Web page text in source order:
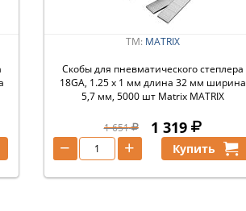
ТМ: MATRIX
Скобы для пневматического степлера
18GA, 1.25 х 1 мм длина 32 мм ширина
5,7 мм, 5000 шт Matrix MATRIX
1 651 1 319
+
− Купить